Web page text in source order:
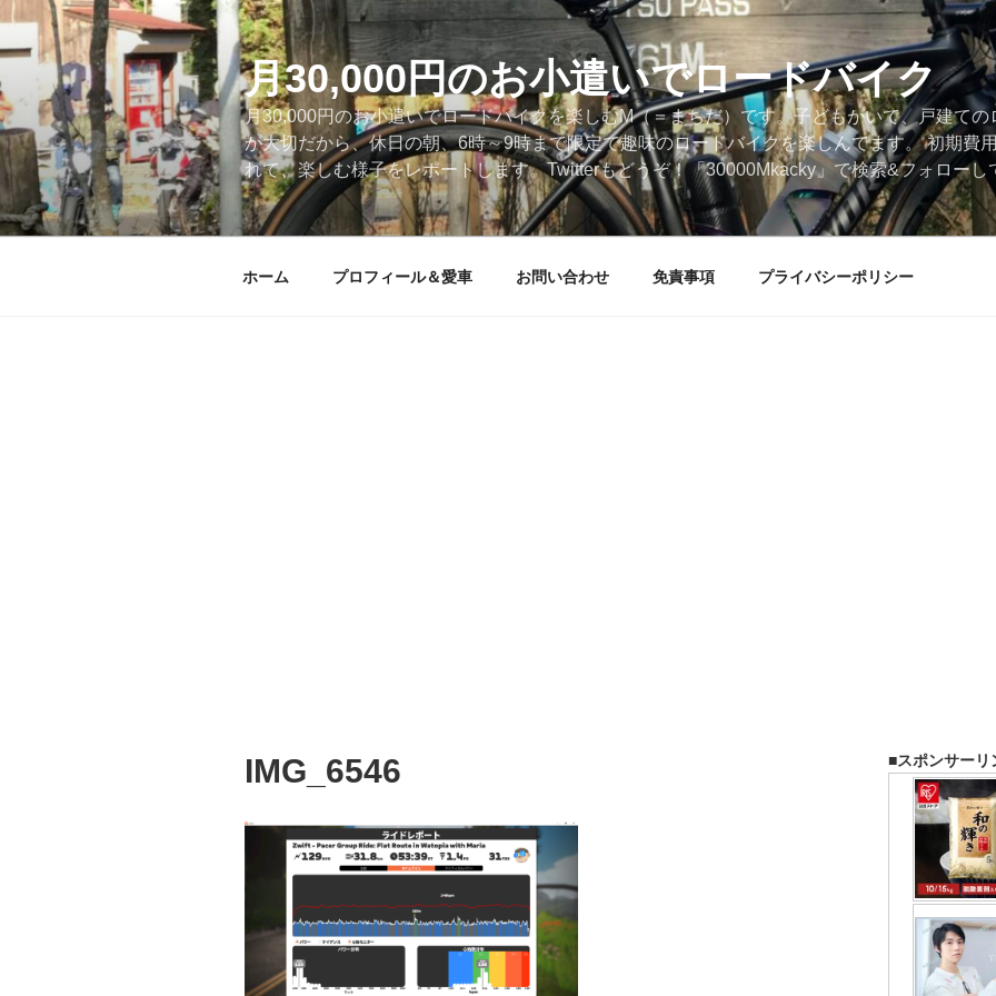
コ
テ
ン
ツ
へ
ス
キ
ッ
月30,000円のお小遣いでロードバイク
月30,000円のお小遣いでロードバイクを楽しむM（＝まちだ）です。子どもがいて、戸建て
が大切だから、休日の朝、6時～9時まで限定で趣味のロードバイクを楽しんでます。 初期費
れて、楽しむ様子をレポートします。Twitterもどうぞ！「30000Mkacky」で検索&フォローし
ホーム プロフィール＆愛車 お問い合わせ 免責事項 プライバシーポリシー
IMG_6546 ■スポンサーリ